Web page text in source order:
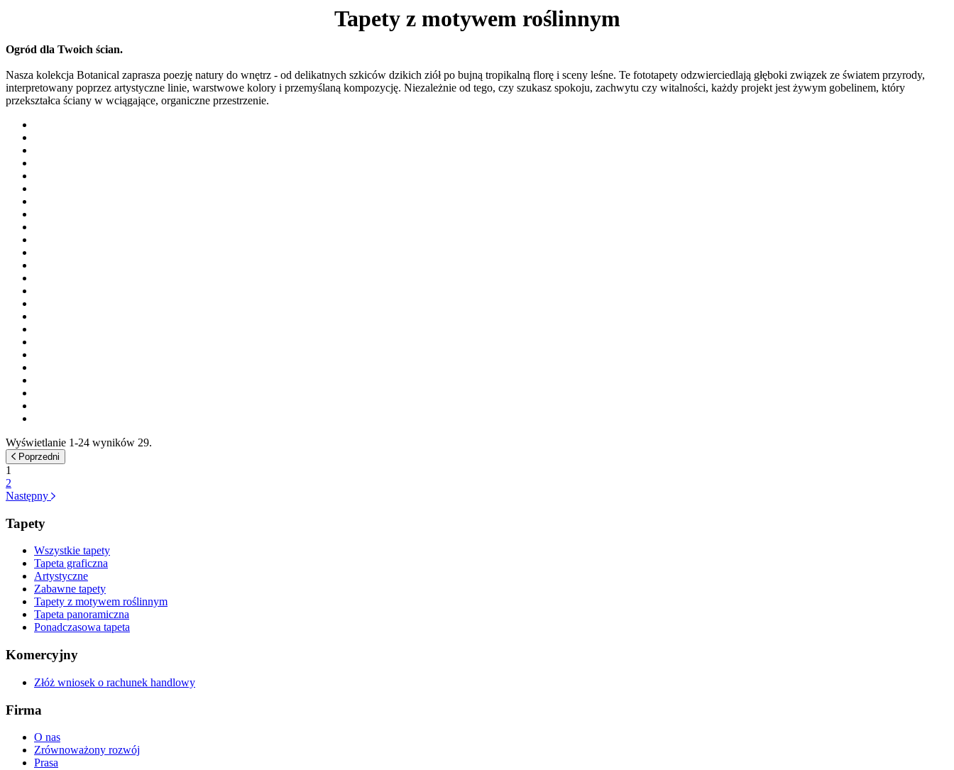
Tapety z motywem roślinnym
Ogród dla Twoich ścian.
Nasza kolekcja Botanical zaprasza poezję natury do wnętrz - od delikatnych szkiców dzikich ziół po bujną tropikalną florę i sceny leśne. Te fototapety odzwierciedlają głęboki związek ze światem przyrody,
interpretowany poprzez artystyczne linie, warstwowe kolory i przemyślaną kompozycję. Niezależnie od tego, czy szukasz spokoju, zachwytu czy witalności, każdy projekt jest żywym gobelinem, który
przekształca ściany w wciągające, organiczne przestrzenie.
Wyświetlanie 1-24 wyników 29.
Poprzedni
1
2
Następny
Tapety
Wszystkie tapety
Tapeta graficzna
Artystyczne
Zabawne tapety
Tapety z motywem roślinnym
Tapeta panoramiczna
Ponadczasowa tapeta
Komercyjny
Złóż wniosek o rachunek handlowy
Firma
O nas
Zrównoważony rozwój
Prasa